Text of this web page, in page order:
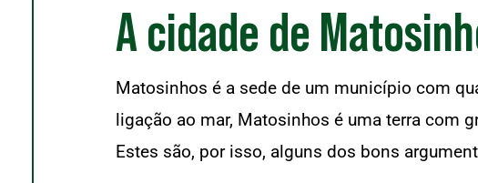
A cidade de
Matosinhos é a sede de um município com
ligação ao mar, Matosinhos é uma terra com
Estes são, por isso, alguns dos bons